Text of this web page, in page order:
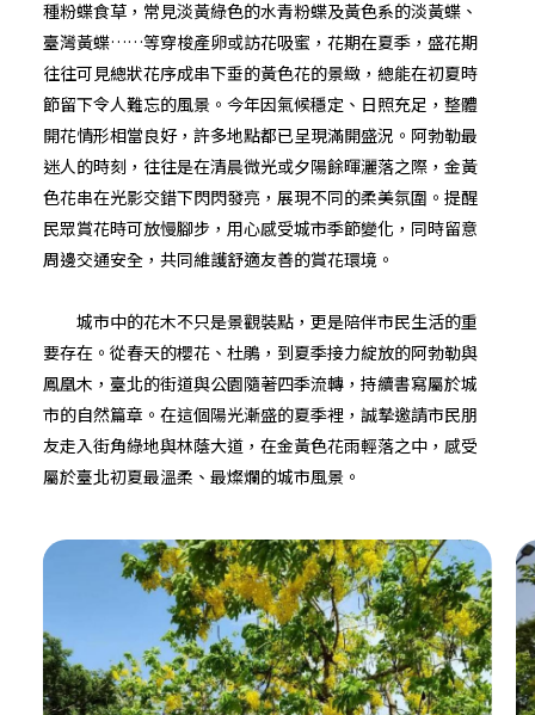
種粉蝶食草，常見淡黃綠色的水青粉蝶及黃色系的淡黃蝶、
臺灣黃蝶……等穿梭產卵或訪花吸蜜，花期在夏季，盛花期
往往可見總狀花序成串下垂的黃色花的景緻，總能在初夏時
節留下令人難忘的風景。今年因氣候穩定、日照充足，整體
開花情形相當良好，許多地點都已呈現滿開盛況。阿勃勒最
迷人的時刻，往往是在清晨微光或夕陽餘暉灑落之際，金黃
色花串在光影交錯下閃閃發亮，展現不同的柔美氛圍。提醒
民眾賞花時可放慢腳步，用心感受城市季節變化，同時留意
周邊交通安全，共同維護舒適友善的賞花環境。
城市中的花木不只是景觀裝點，更是陪伴市民生活的重
要存在。從春天的櫻花、杜鵑，到夏季接力綻放的阿勃勒與
鳳凰木，臺北的街道與公園隨著四季流轉，持續書寫屬於城
市的自然篇章。在這個陽光漸盛的夏季裡，誠摯邀請市民朋
友走入街角綠地與林蔭大道，在金黃色花雨輕落之中，感受
屬於臺北初夏最溫柔、最燦爛的城市風景。